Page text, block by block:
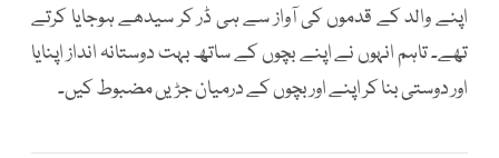
اپنے والد کے قدموں کی آواز سے ہی ڈر کر سیدھے ہوجایا کرتے
تھے۔ تاہم انہوں نے اپنے بچوں کے ساتھ بہت دوستانہ انداز اپنایا
اور دوستی بنا کر اپنے اور بچوں کے درمیان جڑیں مضبوط کیں۔